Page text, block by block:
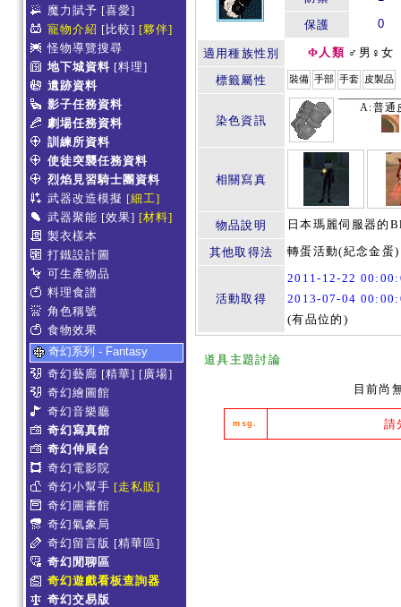
魔力賦予 [喜愛]
寵物介紹 [比較] [夥伴]
怪物導覽搜尋
地下城資料 [料理]
遺跡資料
影子任務資料
劇場任務資料
訓練所資料
使徒突襲任務資料
烈焰見習騎士團資料
武器改造模擬 [細工]
武器聚能 [效果] [材料]
製衣樣本
打鐵設計圖
可生產物品
料理食譜
角色稱號
食物效果
奇幻系列 - Fantasy
奇幻藝廊 [精華] [廣場]
奇幻繪圖館
奇幻音樂廳
奇幻寫真館
奇幻伸展台
奇幻電影院
奇幻小幫手 [走私販]
奇幻圖書館
奇幻氣象局
奇幻留言版 [精華區]
奇幻閒聊區
奇幻遊戲看板查詢器
奇幻交易版
保護 0
適用種族性別 Φ人類 ♂男♀女
標籤屬性 裝備 手部 手套 皮製品
染色資訊
A:普通
相關寫真
物品說明 日本瑪麗伺服器的
其他取得法 轉蛋活動(紀念金蛋)
活動取得
2011-12-22
2013-07-04
(有品位的)
道具主題討論
目前尚
msg. 請